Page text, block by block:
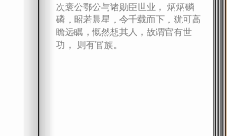
次褒公鄂公与诸勋臣世业， 炳炳磷
磷，昭若晨星，令千载而下，犹可高
瞻远瞩，慨然想其人，故谓官有世
功， 则有官族。